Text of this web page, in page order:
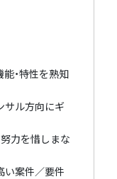
・特性を熟知
ル方向にギ
力を惜しまな
案件／要件